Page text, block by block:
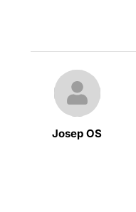
Josep OS